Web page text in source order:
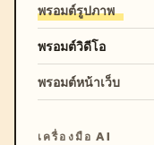
พรอมต์รูปภาพ
พรอมต์วิดีโอ
พรอมต์หน้าเว็บ
เครื่องมือ AI